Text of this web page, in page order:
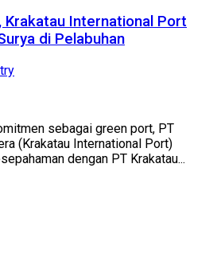
Krakatau International Port
di Pelabuhan
sebagai green port, PT
(Krakatau International Port)
dengan PT Krakatau...